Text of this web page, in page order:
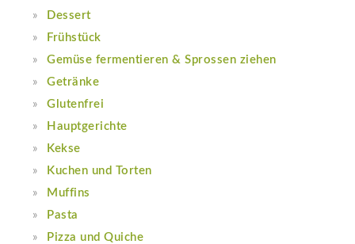
Dessert
Frühstück
Gemüse fermentieren & Sprossen ziehen
Getränke
Glutenfrei
Hauptgerichte
Kekse
Kuchen und Torten
Muffins
Pasta
Pizza und Quiche